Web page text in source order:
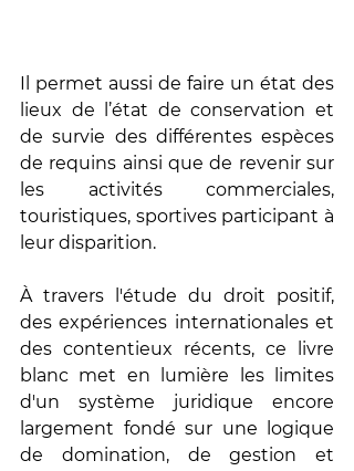
Il permet aussi de faire un état des
lieux de l’état de conservation et
de survie des différentes espèces
de requins ainsi que de revenir sur
les activités commerciales,
touristiques, sportives participant à
leur disparition.
À travers l'étude du droit positif,
des expériences internationales et
des contentieux récents, ce livre
blanc met en lumière les limites
d'un système juridique encore
largement fondé sur une logique
de domination, de gestion et